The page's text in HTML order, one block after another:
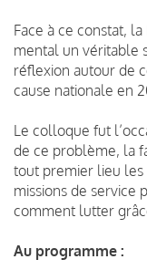
Face à ce constat,
mental un véritable
réflexion autour de
cause nationale en
Le colloque fut
de ce problème, la
tout premier lieu les
missions de service
comment lutter
Au programme :